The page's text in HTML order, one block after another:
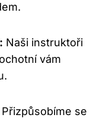
Naši instruktoři
vám
Přizpůsobíme se